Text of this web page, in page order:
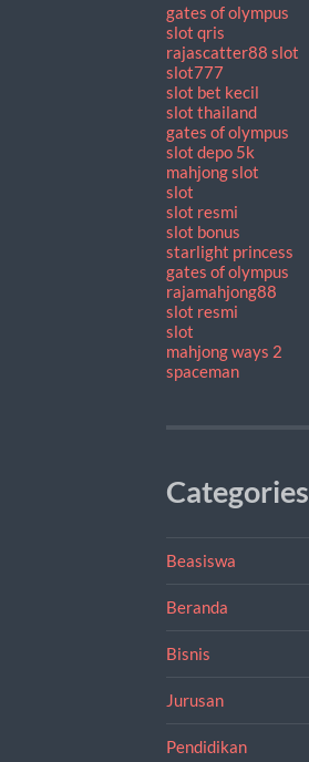
gates of olympus
slot qris
rajascatter88 slot
slot777
slot bet kecil
slot thailand
gates of olympus
slot depo 5k
mahjong slot
slot
slot resmi
slot bonus
starlight princess
gates of olympus
rajamahjong88
slot resmi
slot
mahjong ways 2
spaceman
Categories
Beasiswa
Beranda
Bisnis
Jurusan
Pendidikan